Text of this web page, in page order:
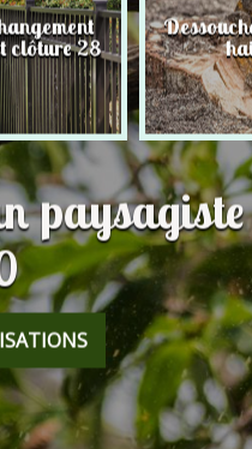
clôture 28